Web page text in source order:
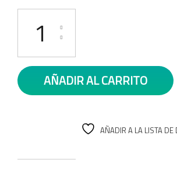
CARAMAÑOLA SPORT cantidad
AÑADIR AL CARRITO
AÑADIR A LA LISTA DE